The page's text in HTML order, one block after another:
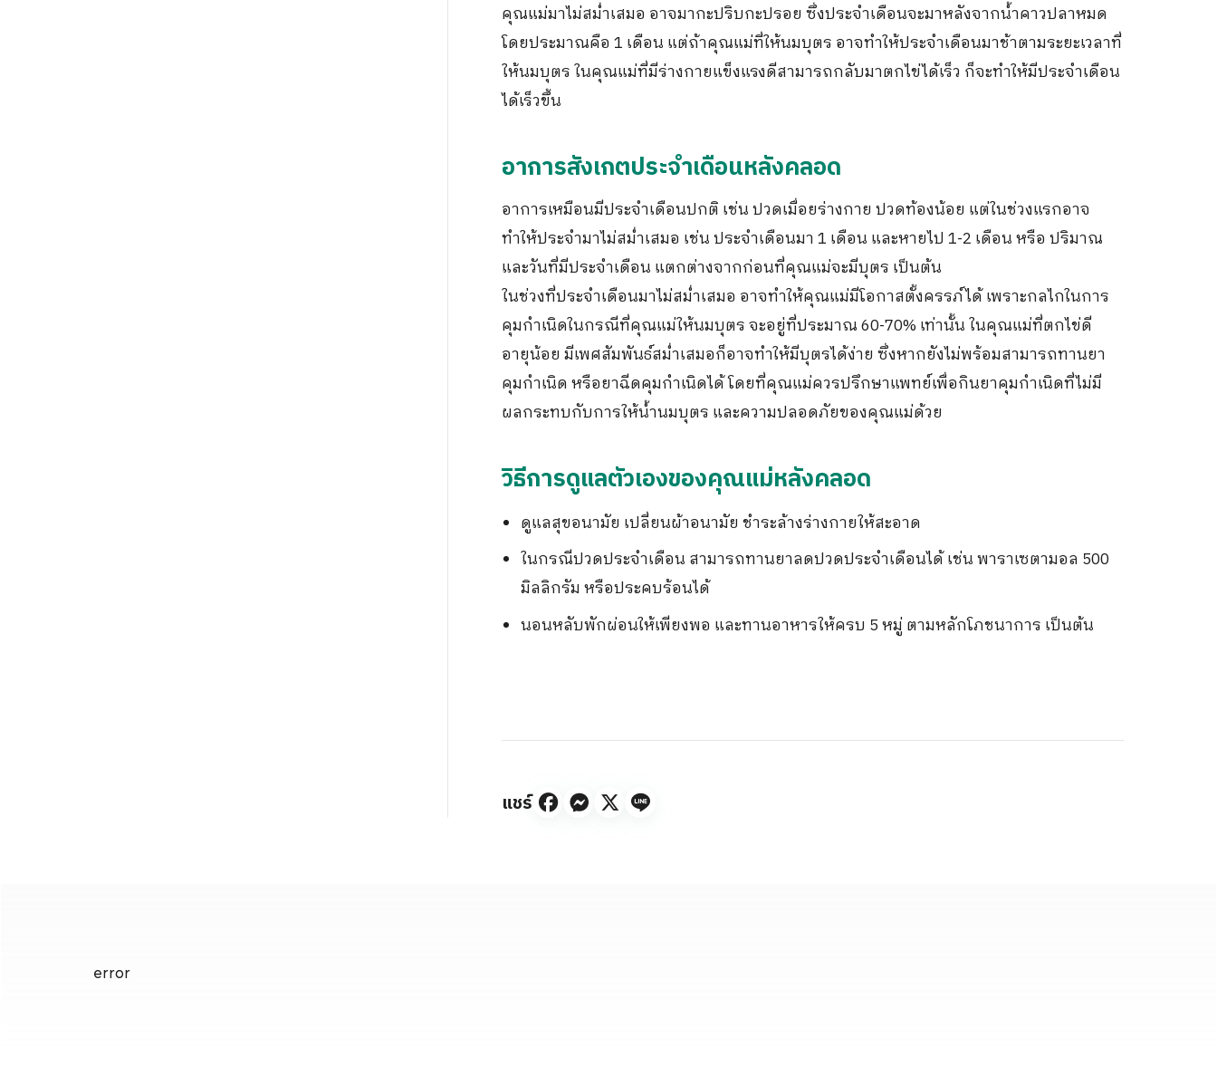
คุณแม่มาไม่สม่ำเสมอ อาจมากะปริบกะปรอย ซึ่งประจำเดือนจะมาหลังจากน้ำคาวปลาหมด
โดยประมาณคือ 1 เดือน แต่ถ้าคุณแม่ที่ให้นมบุตร อาจทำให้ประจำเดือนมาช้าตามระยะเวลาที่
ให้นมบุตร ในคุณแม่ที่มีร่างกายแข็งแรงดีสามารถกลับมาตกไข่ได้เร็ว ก็จะทำให้มีประจำเดือน
ได้เร็วขึ้น
อาการสังเกตประจำเดือนหลังคลอด
อาการเหมือนมีประจำเดือนปกติ เช่น ปวดเมื่อยร่างกาย ปวดท้องน้อย แต่ในช่วงแรกอาจ
ทำให้ประจำมาไม่สม่ำเสมอ เช่น ประจำเดือนมา 1 เดือน และหายไป 1-2 เดือน หรือ ปริมาณ
และวันที่มีประจำเดือน แตกต่างจากก่อนที่คุณแม่จะมีบุตร เป็นต้น
ในช่วงที่ประจำเดือนมาไม่สม่ำเสมอ อาจทำให้คุณแม่มีโอกาสตั้งครรภ์ได้ เพราะกลไกในการ
คุมกำเนิดในกรณีที่คุณแม่ให้นมบุตร จะอยู่ที่ประมาณ 60-70% เท่านั้น ในคุณแม่ที่ตกไข่ดี
อายุน้อย มีเพศสัมพันธ์สม่ำเสมอก็อาจทำให้มีบุตรได้ง่าย ซึ่งหากยังไม่พร้อมสามารถทานยา
คุมกำเนิด หรือยาฉีดคุมกำเนิดได้ โดยที่คุณแม่ควรปรึกษาแพทย์เพื่อกินยาคุมกำเนิดที่ไม่มี
ผลกระทบกับการให้น้ำนมบุตร และความปลอดภัยของคุณแม่ด้วย
วิธีการดูแลตัวเองของคุณแม่หลังคลอด
ดูแลสุขอนามัย เปลี่ยนผ้าอนามัย ชำระล้างร่างกายให้สะอาด
ในกรณีปวดประจำเดือน สามารถทานยาลดปวดประจำเดือนได้ เช่น พาราเซตามอล 500
มิลลิกรัม หรือประคบร้อนได้
นอนหลับพักผ่อนให้เพียงพอ และทานอาหารให้ครบ 5 หมู่ ตามหลักโภชนาการ เป็นต้น
แชร์
error